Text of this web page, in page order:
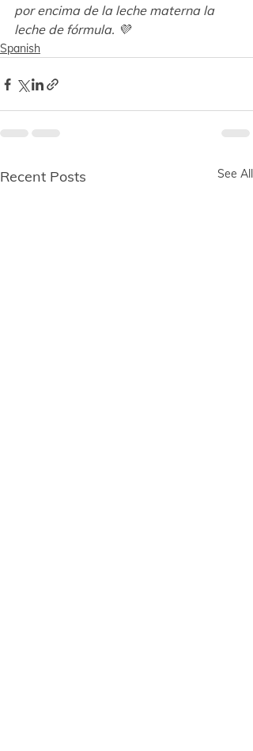
por encima de la leche materna la
leche de fórmula. 💜
Spanish
Recent Posts See All